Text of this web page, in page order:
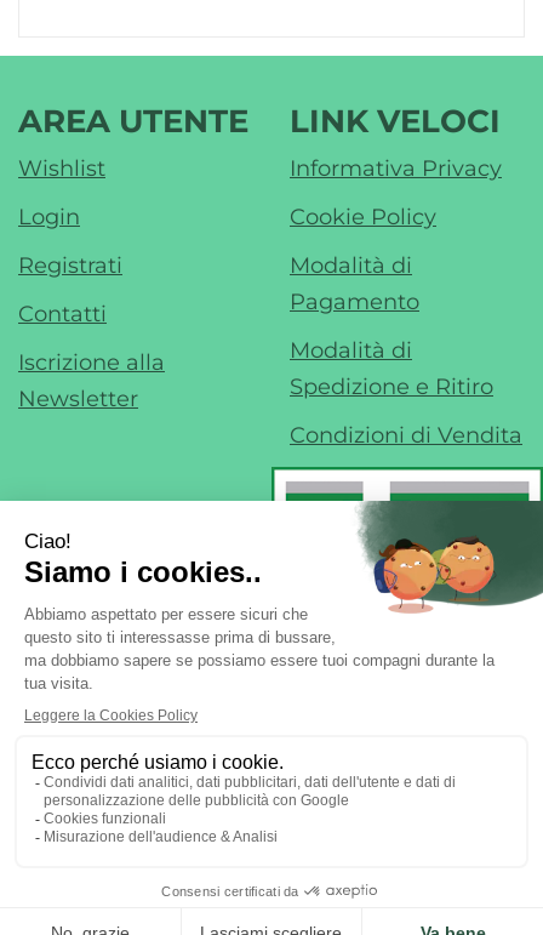
AREA UTENTE
Wishlist
Login
Registrati
Contatti
Iscrizione alla
Newsletter
LINK VELOCI
Informativa Privacy
Cookie Policy
Modalità di
Pagamento
Modalità di
Spedizione e Ritiro
Condizioni di Vendita
Farmacia di Liscate sas - Dr. F. Nobile &
C.
- Via IV Novembre, 22 20060 Liscate (MI)
ordini@margheritafarmaweb.it
Powered byPrenofa Web Design Fulcri srl